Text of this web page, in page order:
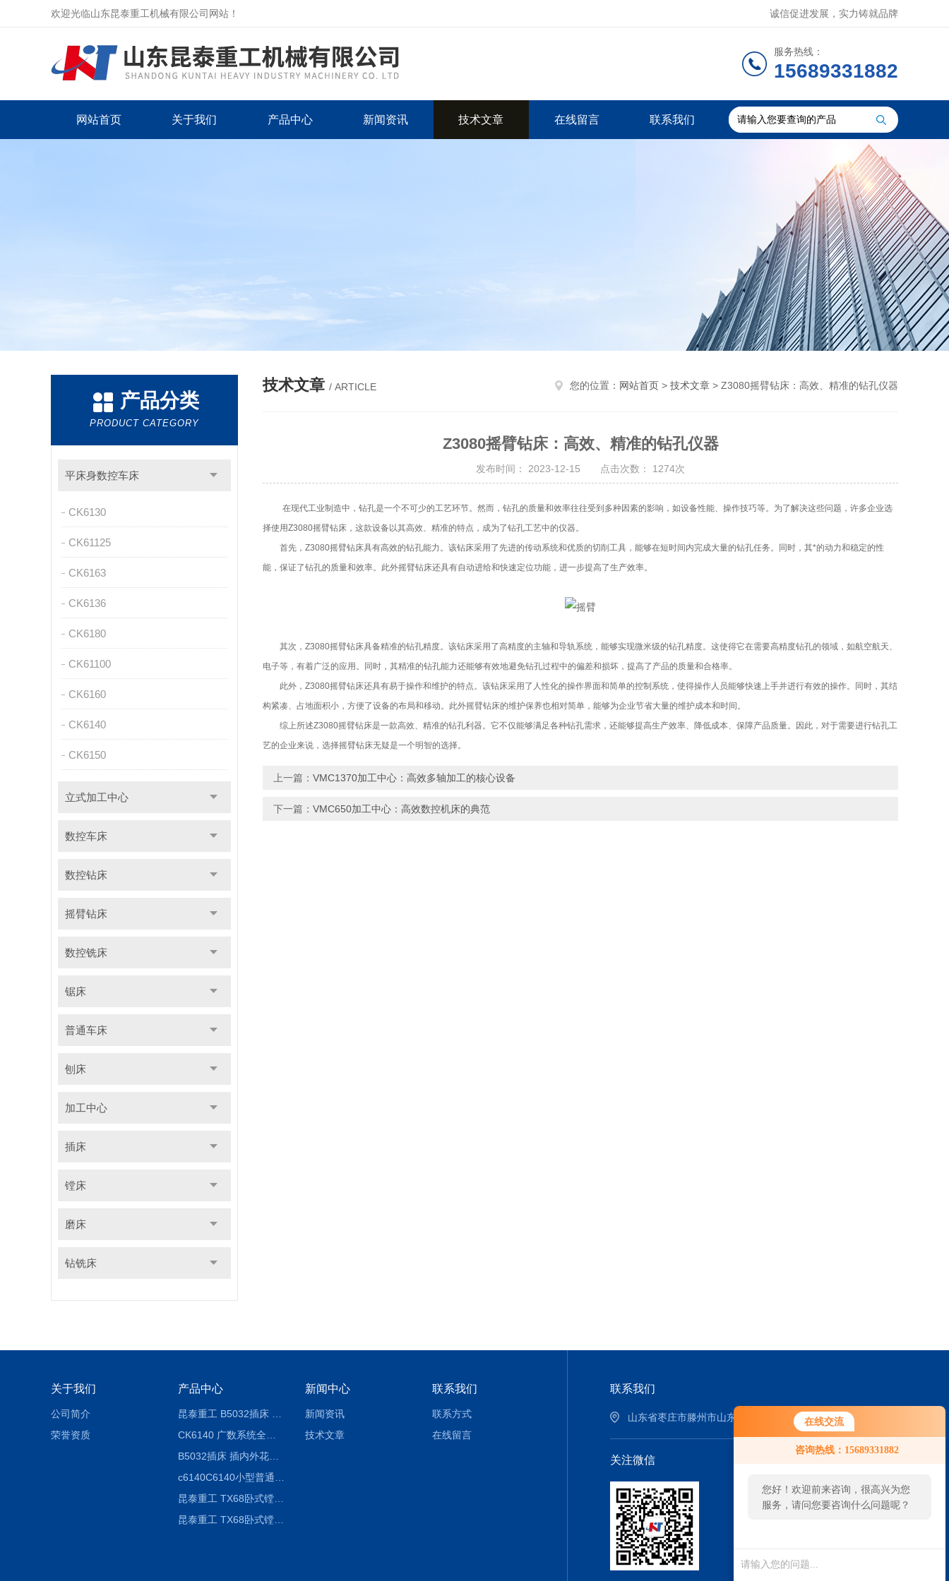
在线交流
咨询热线：15689331882
您好！欢迎前来咨询，很高兴为您
服务，请问您要咨询什么问题呢？
欢迎光临山东昆泰重工机械有限公司网站！ 诚信促进发展，实力铸就品牌
服务热线：
15689331882
网站首页 关于我们 产品中心 新闻资讯 技术文章 在线留言 联系我们
产品分类
PRODUCT CATEGORY
平床身数控车床
CK6130
CK61125
CK6163
CK6136
CK6180
CK61100
CK6160
CK6140
CK6150
立式加工中心
数控车床
数控钻床
摇臂钻床
数控铣床
锯床
普通车床
刨床
加工中心
插床
镗床
磨床
钻铣床
技术文章 / ARTICLE 您的位置： 网站首页 > 技术文章 > Z3080摇臂钻床：高效、精准的钻孔仪器
Z3080摇臂钻床：高效、精准的钻孔仪器
发布时间： 2023-12-15 点击次数： 1274次
在现代工业制造中，钻孔是一个不可少的工艺环节。然而，钻孔的质量和效率往往受到多种因素的影响，如设备性能、操作技巧等。为了解决这些问题，许多企业选
择使用Z3080摇臂钻床，这款设备以其高效、精准的特点，成为了钻孔工艺中的仪器。
首先，Z3080摇臂钻床具有高效的钻孔能力。该钻床采用了先进的传动系统和优质的切削工具，能够在短时间内完成大量的钻孔任务。同时，其*的动力和稳定的性
能，保证了钻孔的质量和效率。此外摇臂钻床还具有自动进给和快速定位功能，进一步提高了生产效率。
其次，Z3080摇臂钻床具备精准的钻孔精度。该钻床采用了高精度的主轴和导轨系统，能够实现微米级的钻孔精度。这使得它在需要高精度钻孔的领域，如航空航天、
电子等，有着广泛的应用。同时，其精准的钻孔能力还能够有效地避免钻孔过程中的偏差和损坏，提高了产品的质量和合格率。
此外，Z3080摇臂钻床还具有易于操作和维护的特点。该钻床采用了人性化的操作界面和简单的控制系统，使得操作人员能够快速上手并进行有效的操作。同时，其结
构紧凑、占地面积小，方便了设备的布局和移动。此外摇臂钻床的维护保养也相对简单，能够为企业节省大量的维护成本和时间。
综上所述Z3080摇臂钻床是一款高效、精准的钻孔利器。它不仅能够满足各种钻孔需求，还能够提高生产效率、降低成本、保障产品质量。因此，对于需要进行钻孔工
艺的企业来说，选择摇臂钻床无疑是一个明智的选择。
上一篇： VMC1370加工中心：高效多轴加工的核心设备
下一篇： VMC650加工中心：高效数控机床的典范
关于我们
公司简介
荣誉资质
产品中心
B5032插床 插内外花键槽 B5020液压立式插床
昆泰重工 TX68卧式镗床 镗孔机 镗缸机
昆泰重工 TX68卧式镗床 镗孔机 镗缸机 单柱
新闻中心
新闻资讯
技术文章
联系我们
联系方式
在线留言
联系我们
山东省枣庄市滕州市山东威达重工股份公司-东2门
关注微信